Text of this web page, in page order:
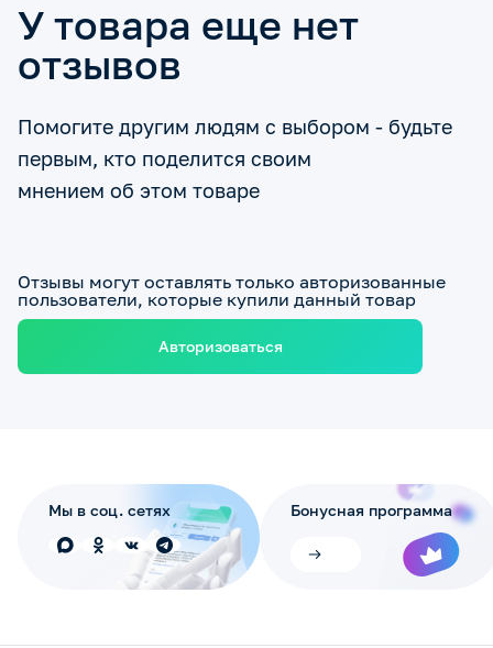
У товара еще нет
отзывов
Помогите другим людям с выбором - будьте
первым, кто поделится своим
мнением об этом товаре
Отзывы могут оставлять только авторизованные
пользователи, которые купили данный товар
Авторизоваться
Мы в соц. сетях Бонусная программа